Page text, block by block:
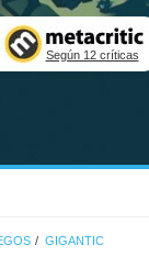
Según 12 críticas
GIGANTIC